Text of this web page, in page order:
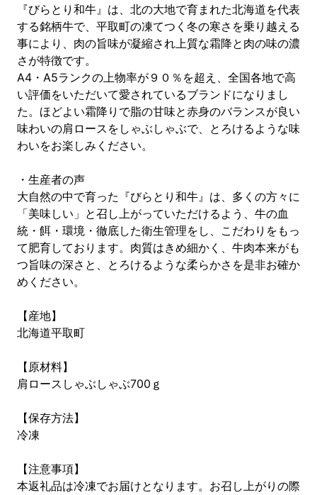
『びらとり和牛』は、北の大地で育まれた北海道を代表
する銘柄牛で、平取町の凍てつく冬の寒さを乗り越える
事により、肉の旨味が凝縮され上質な霜降と肉の味の濃
さが特徴です。
A4・A5ランクの上物率が９０％を超え、全国各地で高
い評価をいただいて愛されているブランドになりまし
た。ほどよい霜降りで脂の甘味と赤身のバランスが良い
味わいの肩ロースをしゃぶしゃぶで、とろけるような味
わいをお楽しみください。
・生産者の声
大自然の中で育った『びらとり和牛』は、多くの方々に
「美味しい」と召し上がっていただけるよう、牛の血
統・餌・環境・徹底した衛生管理をし、こだわりをもっ
て肥育しております。肉質はきめ細かく、牛肉本来がも
つ旨味の深さと、とろけるような柔らかさを是非お確か
めください。
【産地】
北海道平取町
【原材料】
肩ロースしゃぶしゃぶ700ｇ
【保存方法】
冷凍
【注意事項】
本返礼品は冷凍でお届けとなります。お召し上がりの際